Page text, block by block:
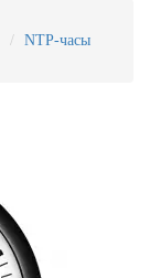
NTP-часы